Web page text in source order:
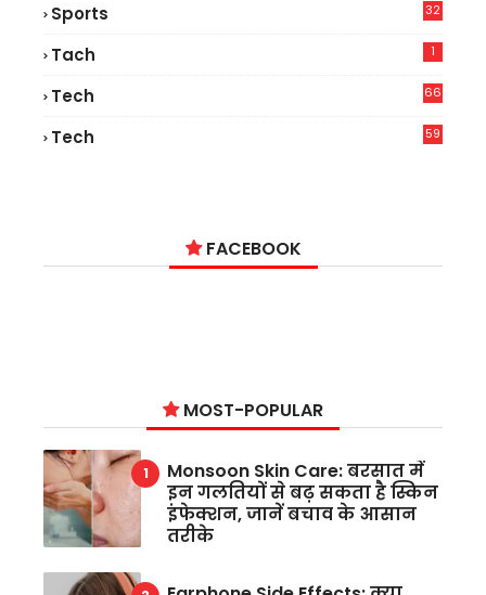
Sports 32
Tach 1
Tech
66
Tech
59
FACEBOOK
MOST-POPULAR
Monsoon Skin Care: बरसात में
इन गलतियों से बढ़ सकता है स्किन
इंफेक्शन, जानें बचाव के आसान
तरीके